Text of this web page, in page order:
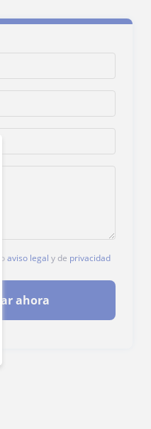
aviso legal y de privacidad
ahora